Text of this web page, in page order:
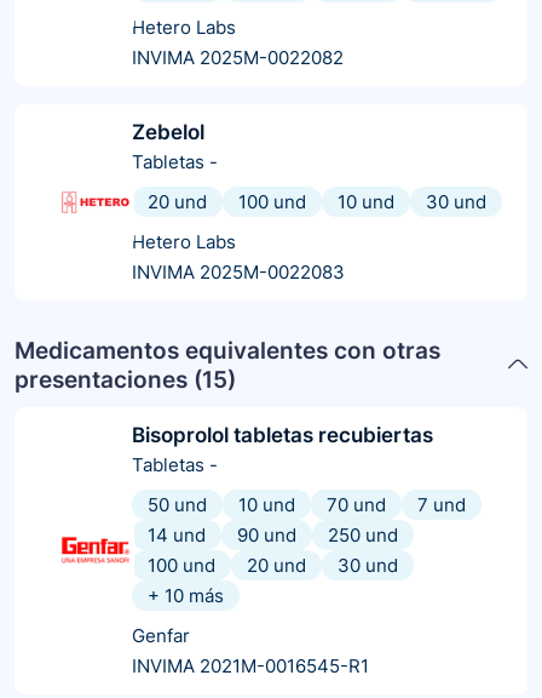
Hetero Labs
INVIMA 2025M-0022082
Zebelol
Tabletas -
20 und
100 und 10 und
30 und
Hetero Labs
INVIMA 2025M-0022083
Medicamentos equivalentes con otras
presentaciones (15)
Bisoprolol tabletas recubiertas
Tabletas -
50 und
10 und 70 und
7 und
14 und
90 und
250 und
100 und
20 und
30 und
+ 10 más
Genfar
INVIMA 2021M-0016545-R1